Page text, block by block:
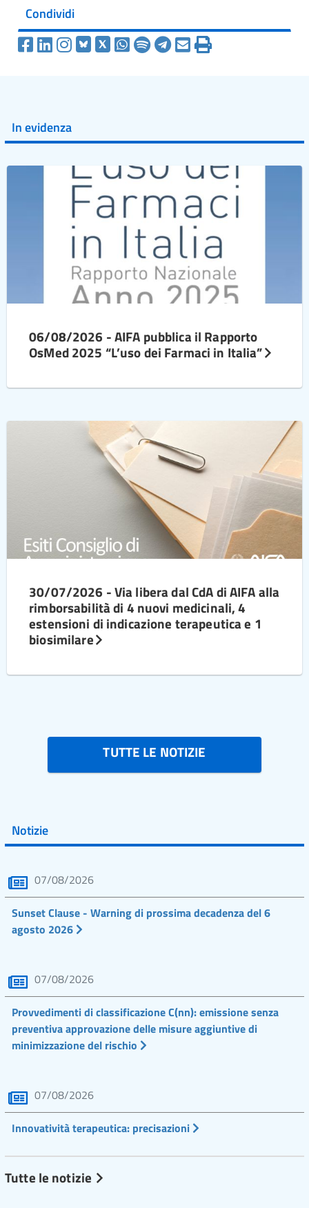
Condividi
In evidenza
06/08/2026 - AIFA pubblica il Rapporto
OsMed 2025 “L’uso dei Farmaci in Italia”
30/07/2026 - Via libera dal CdA di AIFA alla
rimborsabilità di 4 nuovi medicinali, 4
estensioni di indicazione terapeutica e 1
biosimilare
TUTTE LE NOTIZIE
Notizie
07/08/2026
Sunset Clause - Warning di prossima decadenza del 6
agosto 2026
07/08/2026
Provvedimenti di classificazione C(nn): emissione senza
preventiva approvazione delle misure aggiuntive di
minimizzazione del rischio
07/08/2026
Innovatività terapeutica: precisazioni
Tutte le notizie